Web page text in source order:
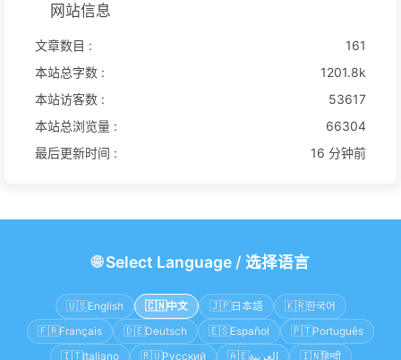
网站信息
文章数目 :
161
本站总字数 :
1201.8k
本站访客数 :
53617
本站总浏览量 :
66304
最后更新时间 :
16 分钟前
🌐Select Language/ 选择语言
🇺🇸English 🇨🇳 中文 🇯🇵日本語 🇰🇷한국어
🇫🇷Français 🇩🇪Deutsch 🇪🇸Español 🇵🇹Português
🇮🇹Italiano 🇷🇺Русский 🇦🇪العربية 🇮🇳हिन्दी